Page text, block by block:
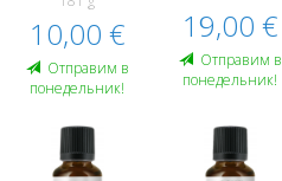
10,00 €
Oтправим в
понедельник!
19,00 €
Oтправим в
понедельник!